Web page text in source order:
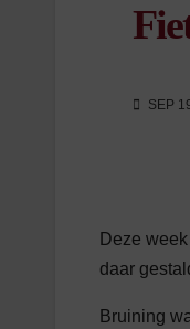
SEP
Deze
daar
Bruining